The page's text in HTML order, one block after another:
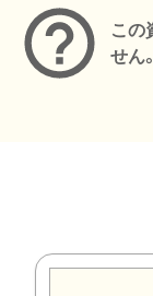
この
せん。